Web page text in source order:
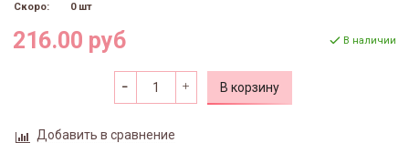
Скоро:
0 шт
216.00 руб В наличии
В корзину
Добавить в сравнение